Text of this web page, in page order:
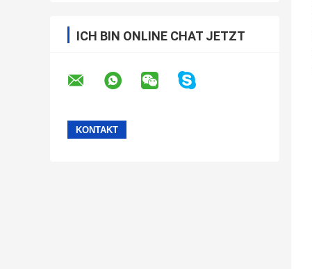
ICH BIN ONLINE CHAT JETZT